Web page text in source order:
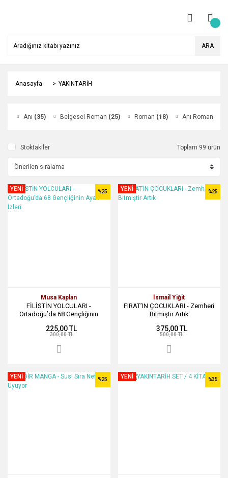
ARA
Anasayfa YAKINTARİH
Anı (35) Belgesel Roman (25) Roman (18) Anı Roman
Stoktakiler Toplam 99 ürün
YENİ
Musa Kaplan
FİLİSTİN YOLCULARI -
Ortadoğu’da 68 Gençliğinin
%25
225,00 TL
300,00 TL
YENİ
İsmail Yiğit
FIRAT’IN ÇOCUKLARI - Zemheri
Bitmiştir Artık
%25
375,00 TL
500,00 TL
YENİ %25 YENİ %35